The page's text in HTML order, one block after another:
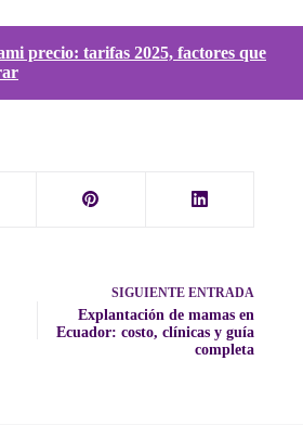
precio: tarifas 2025, factores que
SIGUIENTEENTRADA
Explantación de mamas en
Ecuador: costo, clínicas y guía
completa